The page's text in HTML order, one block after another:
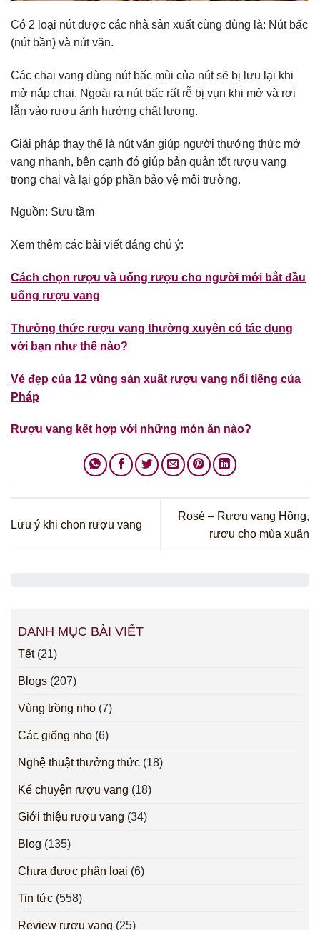
Có 2 loại nút được các nhà sản xuất cùng dùng là: Nút bấc
(nút bần) và nút vặn.
Các chai vang dùng nút bấc mùi của nút sẽ bị lưu lại khi
mở nắp chai. Ngoài ra nút bấc rất rễ bị vụn khi mở và rơi
lẫn vào rượu ảnh hưởng chất lượng.
Giải pháp thay thế là nút vặn giúp người thưởng thức mở
vang nhanh, bên cạnh đó giúp bản quản tốt rượu vang
trong chai và lại góp phần bảo vệ môi trường.
Nguồn: Sưu tầm
Xem thêm các bài viết đáng chú ý:
Cách chọn rượu và uống rượu cho người mới bắt đầu
uống rượu vang
Thưởng thức rượu vang thường xuyên có tác dụng
với bạn như thế nào?
Vẻ đẹp của 12 vùng sản xuất rượu vang nổi tiếng của
Pháp
Rượu vang kết hợp với những món ăn nào?
Lưu ý khi chọn rượu vang
Rosé – Rượu vang Hồng,
rượu cho mùa xuân
DANH MỤC BÀI VIẾT
Tết(21)
Blogs (207)
Vùng trồng nho (7)
Các giống nho (6)
Nghệ thuật thưởng thức (18)
Kể chuyện rượu vang (18)
Giới thiệu rượu vang (34)
Blog (135)
Chưa được phân loại (6)
Tin tức (558)
Review rượu vang (25)